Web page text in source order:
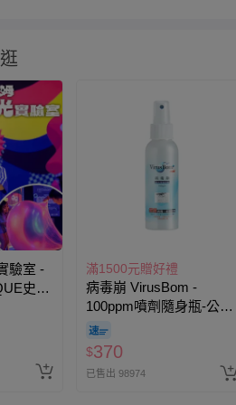
險字號：無
）：韓國
國）：無
品
品享有7天的鑑賞期／猶豫期權益，
態，包含完整包裝、配件、說明文件
請於收到商品7天（含例假日內提出
瑕疵退貨，您可至『查詢訂單』>『
。若有相關退貨問題，請至媽咪愛
/滿額贈…等活動，如因部份退貨，而
驗室 -
史萊
30
現場
逾期作
價(3歲
滿1500元贈好禮
病毒崩 VirusBom -
100ppm噴劑隨身瓶-公司
貨/最新效期-100ml
$370
已售出 98974